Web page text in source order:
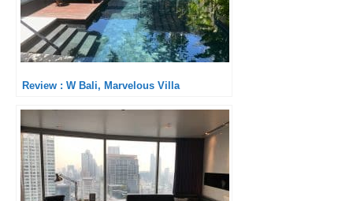
Review : W Bali, Marvelous Villa